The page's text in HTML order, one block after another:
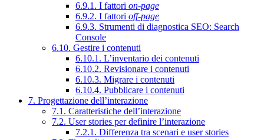
6.9.1. I fattori on-page
6.9.2. I fattori off-page
6.9.3. Strumenti di diagnostica SEO: Search
Console
6.10. Gestire i contenuti
6.10.1. L’inventario dei contenuti
6.10.2. Revisionare i contenuti
6.10.3. Migrare i contenuti
6.10.4. Pubblicare i contenuti
7. Progettazione dell’interazione
7.1. Caratteristiche dell’interazione
7.2. User stories per definire l’interazione
7.2.1. Differenza tra scenari e user stories